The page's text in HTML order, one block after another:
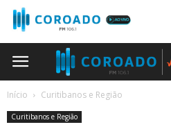
Início Curitibanos e Região
Curitibanos e Região